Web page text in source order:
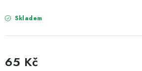
STUHY A MAŠLE
Skladem
65 Kč